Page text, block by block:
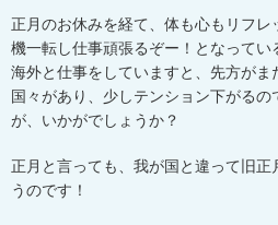
正月のお休みを経て、体も心もリフ
機一転し仕事頑張るぞー！となってい
海外と仕事をしていますと、先方がま
国々があり、少しテンション下がる
が、いかがでしょうか？
正月と言っても、我が国と違って旧
うのです！